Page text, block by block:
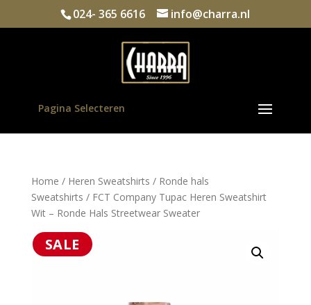
024- 365 6616 info@charra.nl
Pagina Selecteren
Home / Heren Sweatshirts / Ronde hals
Sweatshirts / FCT Company Tupac Heren Sweatshirt
Wit – Ronde Hals Streetwear Sweater
SALE